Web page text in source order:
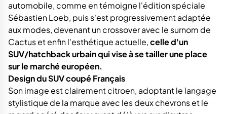
automobile, comme en témoigne l'édition spéciale
Sébastien Loeb, puis s'est progressivement adaptée
aux modes, devenant un crossover avec le surnom de
Cactus et enfin l'esthétique actuelle,celle d'un
SUV/hatchback urbain qui vise à se tailler une place
sur le marché européen.
Design du SUV coupé Français
Son image est clairement citroen, adoptant le langage
stylistique de la marque avec les deux chevrons et le